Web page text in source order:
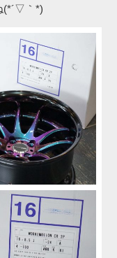
(*´▽｀*)